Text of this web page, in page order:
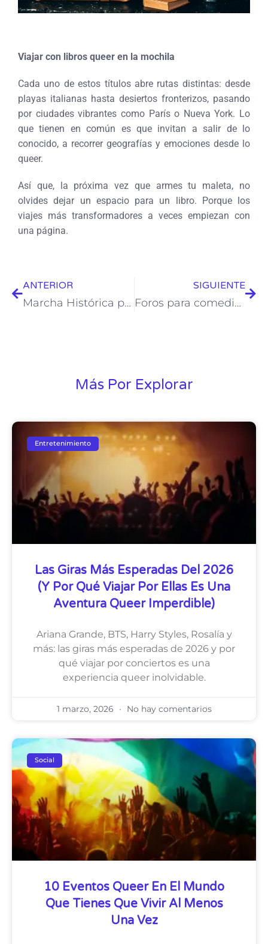
Viajar con libros queer en la mochila
Cada uno de estos títulos abre rutas distintas: desde
playas italianas hasta desiertos fronterizos, pasando
por ciudades vibrantes como París o Nueva York. Lo
que tienen en común es que invitan a salir de lo
conocido, a recorrer geografías y emociones desde lo
queer.
Así que, la próxima vez que armes tu maleta, no
olvides dejar un espacio para un libro. Porque los
viajes más transformadores a veces empiezan con
una página.
ANTERIOR
Marcha Histórica por la Diversidad Sexual de Morelos: de la protesta al orgullo colectivo
SIGUIENTE
Foros para comedia queer en CDMX: dónde reír con orgullo
Más Por Explorar
Entretenimiento
Las Giras Más Esperadas Del 2026
(y Por Qué Viajar Por Ellas Es Una
Aventura Queer Imperdible)
Ariana Grande, BTS, Harry Styles, Rosalía y
más: las giras más esperadas de 2026 y por
qué viajar por conciertos es una
experiencia queer inolvidable.
1 marzo, 2026 No hay comentarios
Social
10 Eventos Queer En El Mundo
Que Tienes Que Vivir Al Menos
Una Vez